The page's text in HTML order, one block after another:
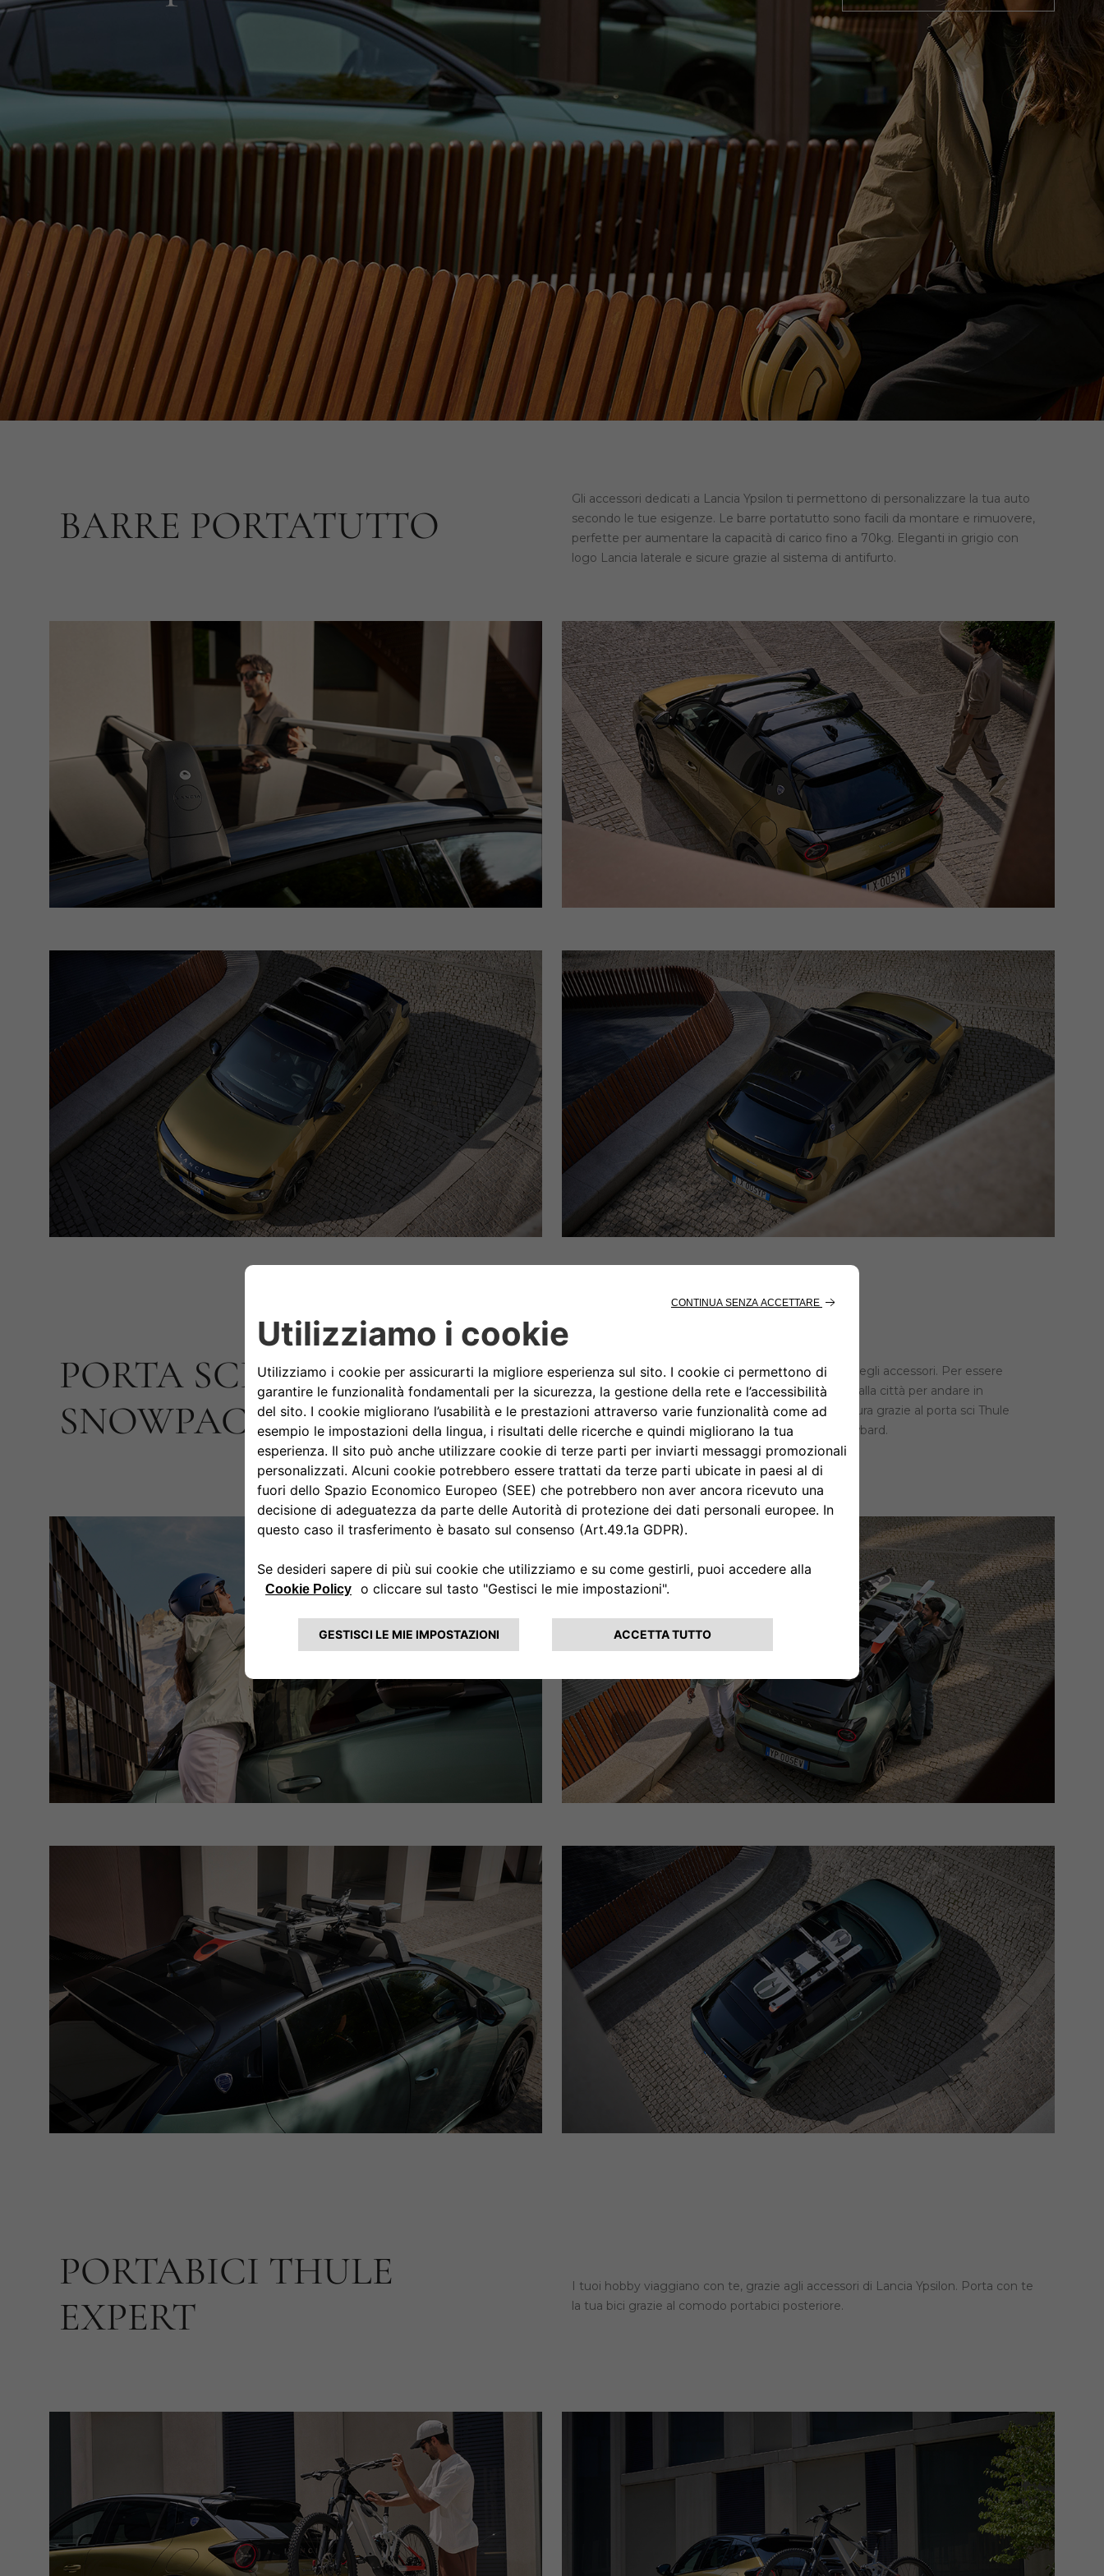
BARRE PORTATUTTO
Gli accessori dedicati a Lancia Ypsilon ti permettono di personalizzare la tua auto
secondo le tue esigenze. Le barre portatutto sono facili da montare e rimuovere,
perfette per aumentare la capacità di carico fino a 70kg. Eleganti in grigio con
logo Lancia laterale e sicure grazie al sistema di antifurto.
PORTA SCI THULE
SNOWPACK
Lancia Ypsilon è eclettica, anche quando si tratta degli accessori. Per essere
sempre perfetta anche quando si tratta di uscire dalla città per andare in
montagna a sciare. Carica a bordo la tua attrezzatura grazie al porta sci Thule
perfetto per accogliere 4 paia di sci oppure 2 snowbard.
PORTABICI THULE
EXPERT
I tuoi hobby viaggiano con te, grazie agli accessori di Lancia Ypsilon. Porta con te
la tua bici grazie al comodo portabici posteriore.